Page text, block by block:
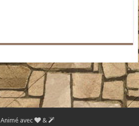
Animé avec &